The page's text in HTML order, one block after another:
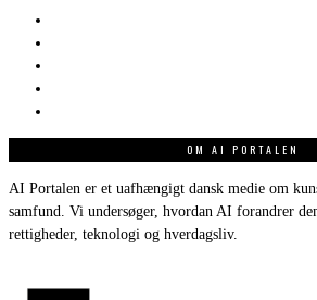
OM AI PORTALEN
AI Portalen er et uafhængigt dansk medie om
samfund. Vi undersøger, hvordan AI forandrer
rettigheder, teknologi og hverdagsliv.